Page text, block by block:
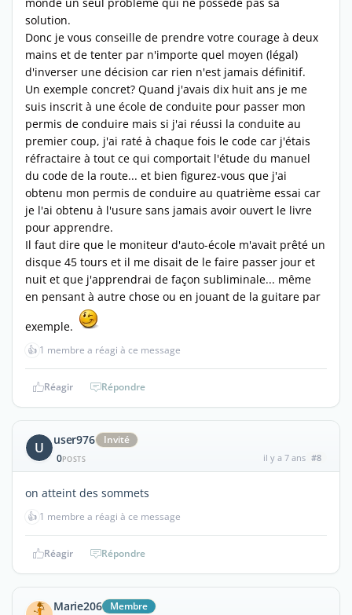
solution.
Donc je vous conseille de prendre votre courage à deux
mains et de tenter par n'importe quel moyen (légal)
d'inverser une décision car rien n'est jamais définitif.
Un exemple concret? Quand j'avais dix huit ans je me
suis inscrit à une école de conduite pour passer mon
permis de conduire mais si j'ai réussi la conduite au
premier coup, j'ai raté à chaque fois le code car j'étais
réfractaire à tout ce qui comportait l'étude du manuel
du code de la route... et bien figurez-vous que j'ai
obtenu mon permis de conduire au quatrième essai car
je l'ai obtenu à l'usure sans jamais avoir ouvert le livre
pour apprendre.
Il faut dire que le moniteur d'auto-école m'avait prêté un
disque 45 tours et il me disait de le faire passer jour et
nuit et que j'apprendrai de façon subliminale... même
en pensant à autre chose ou en jouant de la guitare par
exemple.
👍 1 membre a réagi à ce message
Réagir Répondre
U user976
Invité
0POSTS il y a 7 ans #8
on atteint des sommets
👍 1 membre a réagi à ce message
Réagir Répondre
Marie206 Membre